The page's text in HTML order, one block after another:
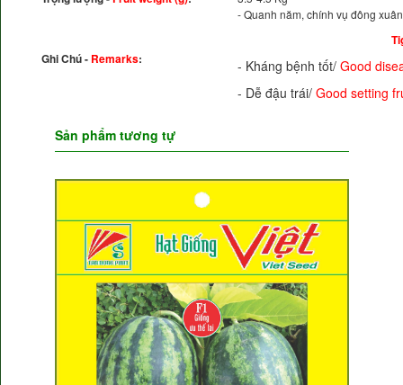
Ghi Chú - Remarks:
- Quanh năm, chính vụ đông
- Kháng bệnh tốt/ Good
- Dễ đậu trái/ Good setting
Sản phẩm tương tự